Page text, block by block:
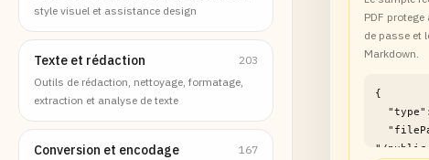
style visuel et assistance design
Texte et rédaction
203
Outils de rédaction, nettoyage, formatage,
extraction et analyse de texte
Conversion et encodage
167
PDF
de passe et
Markdown.
{
"/public/